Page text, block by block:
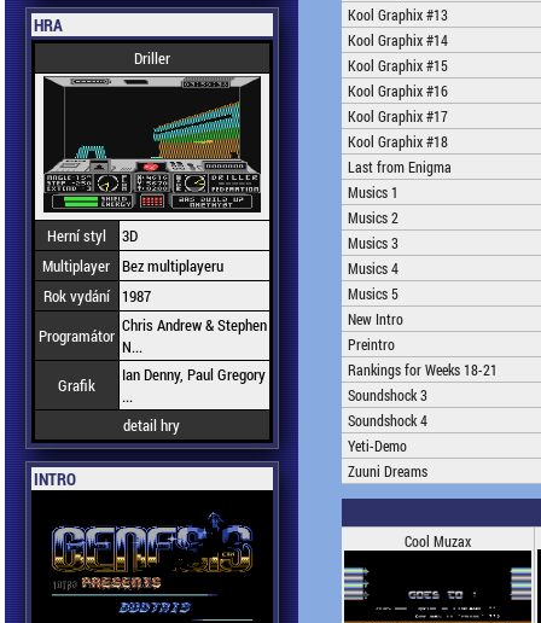
HRA
Driller
Herní styl
3D
Multiplayer Bez multiplayeru
Rok vydání
1987
Programátor Chris Andrew & Stephen
N...
Grafik
Ian Denny, Paul Gregory
...
detail hry
INTRO
Kool Graphix #13
Kool Graphix #14
Kool Graphix #15
Kool Graphix #16
Kool Graphix #17
Kool Graphix #18
Last from Enigma
Musics 1
Musics 2
Musics 3
Musics 4
Musics 5
New Intro
Preintro
Rankings for Weeks 18-21
Soundshock 3
Soundshock 4
Yeti-Demo
Zuuni Dreams
Cool Muzax